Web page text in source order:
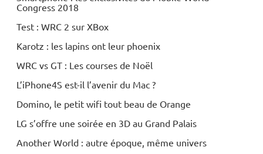
Congress 2018
Test : WRC 2 sur XBox
Karotz : les lapins ont leur phoenix
WRC vs GT : Les courses de Noël
L’iPhone4S est-il l’avenir du Mac ?
Domino, le petit wifi tout beau de Orange
LG s’offre une soirée en 3D au Grand Palais
Another World : autre époque, même univers